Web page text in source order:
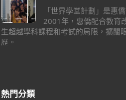
「世界學堂計劃」是惠
2001年，惠僑配合教育
生超越學科課程和考試的局限，擴闊
歷。
熱門分類